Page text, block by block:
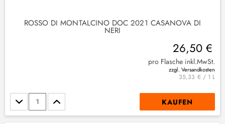
ROSSO DI MONTALCINO DOC 2021 CASANOVA DI
NERI
26,50 €
pro Flasche inkl.MwSt.
zzgl. Versandkosten
35,33 € / 1 L
Stückzahl KAUFEN